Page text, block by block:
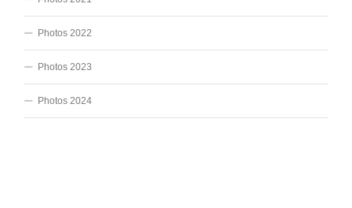
Photos 2022
Photos 2023
Photos 2024